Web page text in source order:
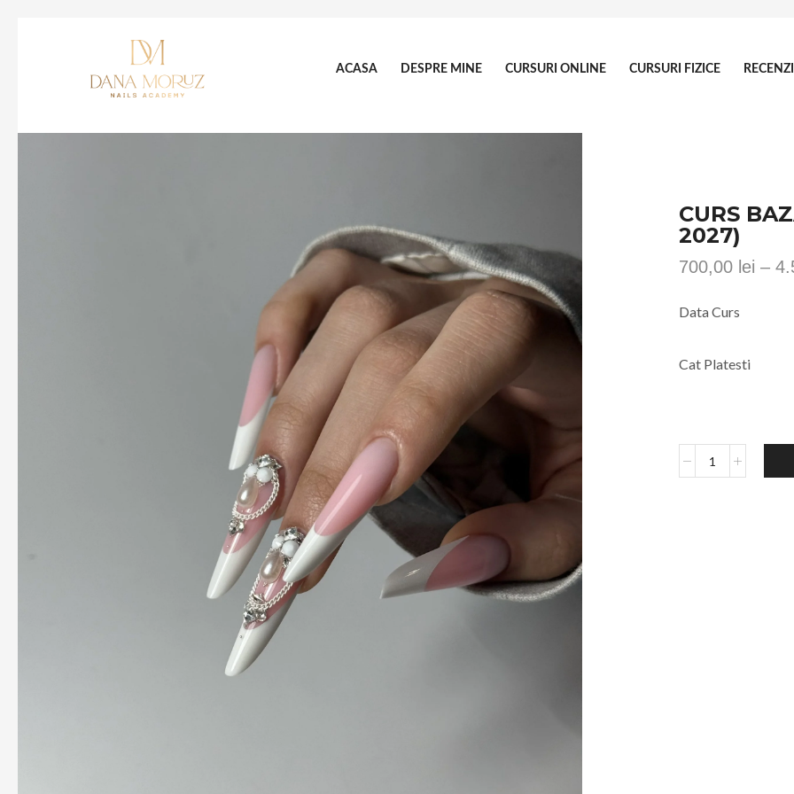
ACASA DESPRE MINE CURSURI ONLINE CURSURI FIZICE RECENZII
CURS
2027)
700,00 lei –
Data Curs
Cat Platesti